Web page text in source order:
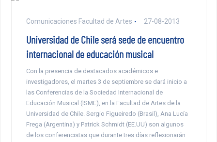
Comunicaciones Facultad de Artes 27-08-2013
Universidad de Chile será sede de encuentro
internacional de educación musical
Con la presencia de destacados académicos e
investigadores, el martes 3 de septiembre se dará inicio a
las Conferencias de la Sociedad Internacional de
Educación Musical (ISME), en la Facultad de Artes de la
Universidad de Chile. Sergio Figueiredo (Brasil), Ana Lucía
Frega (Argentina) y Patrick Schmidt (EE.UU) son algunos
de los conferencistas que durante tres días reflexionarán